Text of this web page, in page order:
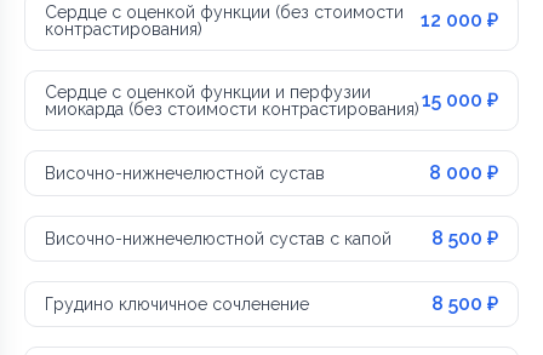
Сердце с оценкой функции (без стоимости
контрастирования)
12 000 ₽
Сердце с оценкой функции и перфузии
миокарда (без стоимости контрастирования)15 000 ₽
Височно-нижнечелюстной сустав 8 000 ₽
Височно-нижнечелюстной сустав с капой 8 500 ₽
Грудино ключичное сочленение 8 500 ₽